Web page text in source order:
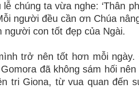
chúng ta vừa nghe: ‘Thân
người đều cần ơn Chúa
con tốt đẹp của Ngài.
trở nên tốt hơn mỗi
đã không sám hối
tri Giona, từ vua quan đến